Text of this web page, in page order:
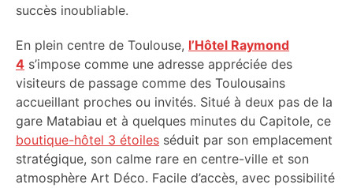
succès inoubliable.
En plein centre de Toulouse, l’Hôtel Raymond
4 s’impose comme une adresse appréciée des
visiteurs de passage comme des Toulousains
accueillant proches ou invités. Situé à deux pas de la
gare Matabiau et à quelques minutes du Capitole, ce
boutique-hôtel 3 étoiles séduit par son emplacement
stratégique, son calme rare en centre-ville et son
atmosphère Art Déco. Facile d’accès, avec possibilité